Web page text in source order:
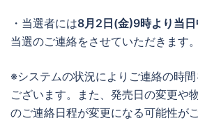
・当選者には8月2日(金)9時より当日
当選のご連絡をさせていただきます。
※システムの状況によりご連絡の時
ございます。また、発売日の変更や
のご連絡日程が変更になる可能性が